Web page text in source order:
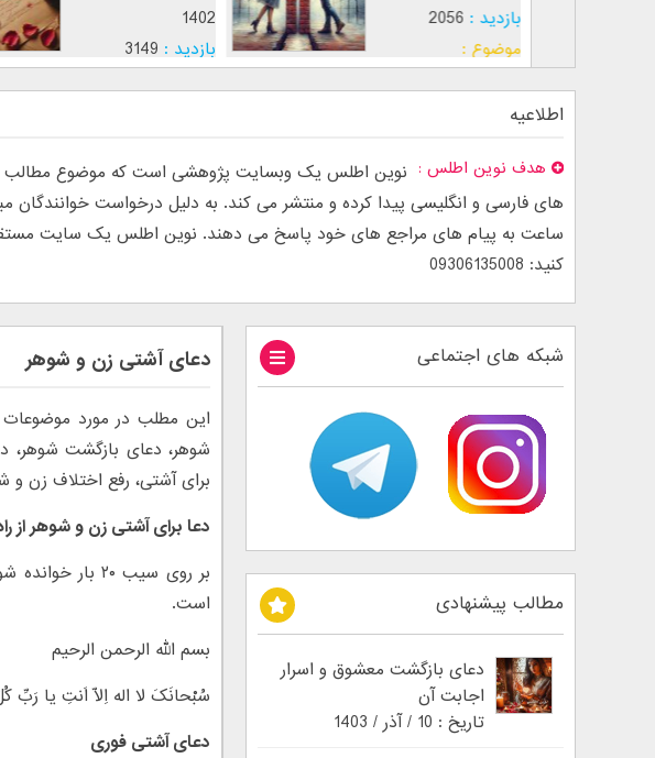
1402
بازدید : 3149
بازدید : 2056
موضوع :
اطلاعیه
هدف نوین اطلس
نوین اطلس یک وبسایت پژوهشی است که موضوع مطالب
ساعت به پیام های مراجع های خود پاسخ می دهند. نوین اطلس یک سایت مستقل
کنید: 09306135008
دعای آشتی زن و شوهر
این مطلب در مورد موضوعات
شوهر، دعای بازگشت شوهر،
برای آشتی، رفع اختلاف زن
دعا برای آشتی زن و شوهر از
بر روی سیب ۲۰
است.
بسم الله الرحمن الرحیم
سُبْحانَکَ لا اله اِلّا اَنتِ یا رَبِّ
دعای آشتی فوری
شبکه های اجتماعی
مطالب پیشنهادی
دعای بازگشت معشوق و اسرار
اجابت آن
تاریخ : 10 / آذر / 1403